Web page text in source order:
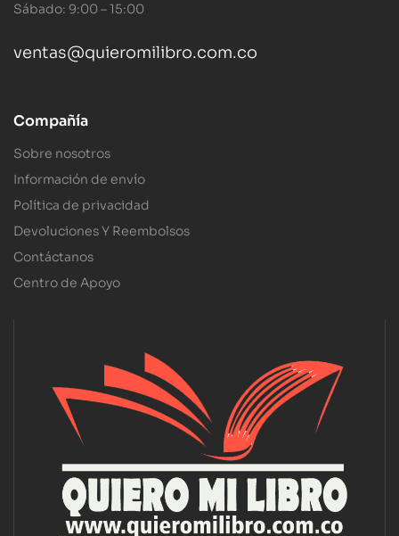
Sábado: 9:00 – 15:00
ventas@quieromilibro.com.co
Compañía
Sobre nosotros
Información de envío
Política de privacidad
Devoluciones Y Reembolsos
Contáctanos
Centro de Apoyo